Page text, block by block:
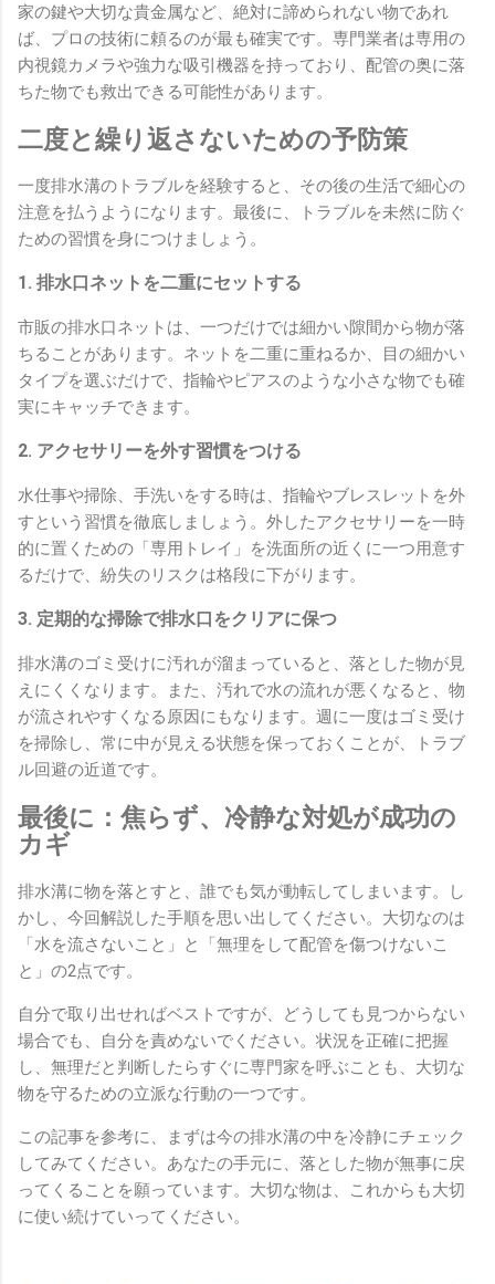
家の鍵や大切な貴金属など、絶対に諦められない物であれ
ば、プロの技術に頼るのが最も確実です。専門業者は専用の
内視鏡カメラや強力な吸引機器を持っており、配管の奥に落
ちた物でも救出できる可能性があります。
二度と繰り返さないための予防策
一度排水溝のトラブルを経験すると、その後の生活で細心の
注意を払うようになります。最後に、トラブルを未然に防ぐ
ための習慣を身につけましょう。
1. 排水口ネットを二重にセットする
市販の排水口ネットは、一つだけでは細かい隙間から物が落
ちることがあります。ネットを二重に重ねるか、目の細かい
タイプを選ぶだけで、指輪やピアスのような小さな物でも確
実にキャッチできます。
2. アクセサリーを外す習慣をつける
水仕事や掃除、手洗いをする時は、指輪やブレスレットを外
すという習慣を徹底しましょう。外したアクセサリーを一時
的に置くための「専用トレイ」を洗面所の近くに一つ用意す
るだけで、紛失のリスクは格段に下がります。
3. 定期的な掃除で排水口をクリアに保つ
排水溝のゴミ受けに汚れが溜まっていると、落とした物が見
えにくくなります。また、汚れで水の流れが悪くなると、物
が流されやすくなる原因にもなります。週に一度はゴミ受け
を掃除し、常に中が見える状態を保っておくことが、トラブ
ル回避の近道です。
最後に：焦らず、冷静な対処が成功の
カギ
排水溝に物を落とすと、誰でも気が動転してしまいます。し
かし、今回解説した手順を思い出してください。大切なのは
「水を流さないこと」と「無理をして配管を傷つけないこ
と」の2点です。
自分で取り出せればベストですが、どうしても見つからない
場合でも、自分を責めないでください。状況を正確に把握
し、無理だと判断したらすぐに専門家を呼ぶことも、大切な
物を守るための立派な行動の一つです。
この記事を参考に、まずは今の排水溝の中を冷静にチェック
してみてください。あなたの手元に、落とした物が無事に戻
ってくることを願っています。大切な物は、これからも大切
に使い続けていってください。